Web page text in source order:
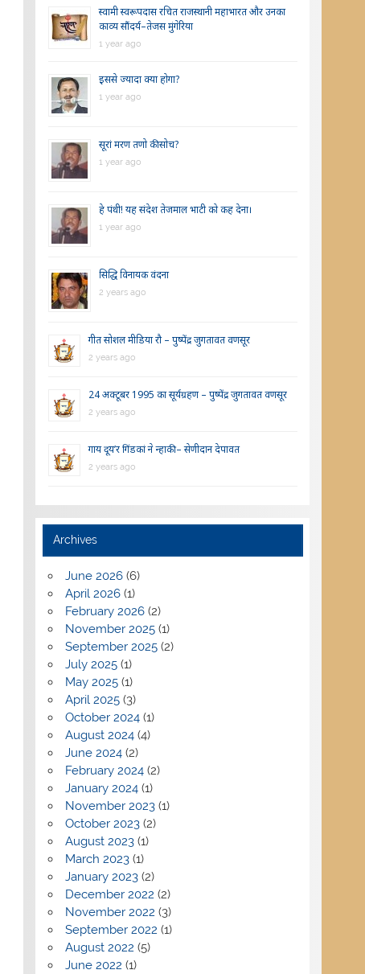
स्वामी स्वरूपदास रचित राजस्थानी महाभारत और उनका
काव्य सौंदर्य–तेजस मुंगेरिया
1 year ago
इससे ज्यादा क्या होगा?
1 year ago
सूरां मरण तणो की सोच?
1 year ago
हे पंथी! यह संदेश तेजमाल भाटी को कह देना।
1 year ago
सिद्धि विनायक वंदना
2 years ago
गीत सोशल मीडिया रौ – पुष्पेंद्र जुगतावत वणसूर
2 years ago
24 अक्टूबर 1995 का सूर्यग्रहण – पुष्पेंद्र जुगतावत वणसूर
2 years ago
गाय दूय’र गिंडकां ने न्हाकी – सेणीदान देपावत
2 years ago
Archives
June 2026(6)
April 2026(1)
February 2026(2)
November 2025(1)
September 2025(2)
July 2025(1)
May 2025(1)
April 2025(3)
October 2024(1)
August 2024(4)
June 2024(2)
February 2024(2)
January 2024(1)
November 2023(1)
October 2023(2)
August 2023(1)
March 2023(1)
January 2023(2)
December 2022 (2)
November 2022 (3)
September 2022 (1)
August 2022 (5)
June 2022 (1)